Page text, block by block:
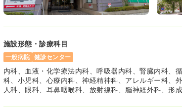
日勤のみ（常勤）
※経験4年の例
時間 8:30～17:30（休憩60分）
年間休日126日
4週8休以上
月給33万円以上可
施設形態・診療科目
一般病院 健診センター
内科、血液・化学療法内科、呼吸器内科、腎臓内科、
科、小児科、心療内科、神経精神科、アレルギー科、
人科、眼科、耳鼻咽喉科、放射線科、脳神経外科、形